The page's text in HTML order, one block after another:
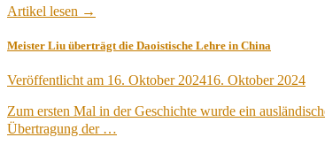
Artikel lesen →
Meister Liu überträgt die Daoistische Lehre in China
Veröffentlicht am 16. Oktober 202416. Oktober 2024
Zum ersten Mal in der Geschichte wurde ein
Übertragung der …